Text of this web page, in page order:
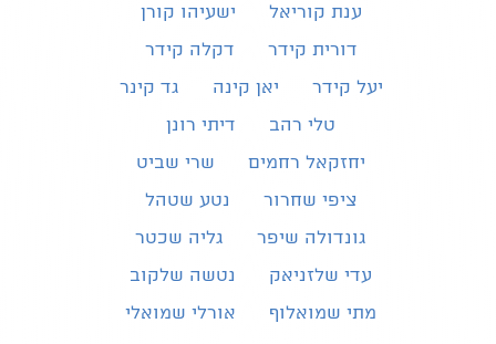
ענת קוריאל
ישעיהו קורן
דורית קידר
דקלה קידר
יעל קידר
יאן קינה
גד קינר
טלי רהב
דיתי רונן
יחזקאל רחמים
שרי שביט
ציפי שחרור
נטע שטהל
גונדולה שיפר
גליה שכטר
עדי שלזניאק
נטשה שלקוב
מתי שמואלוף
אורלי שמואלי